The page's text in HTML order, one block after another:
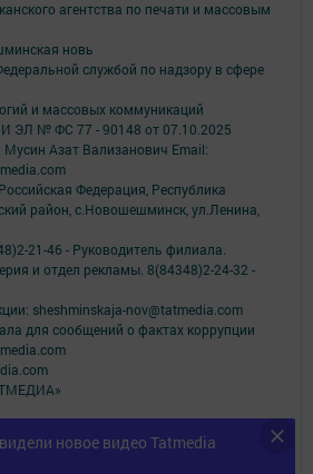
новое видео Tatmedia
агентства по печати и массовым
новь
службой по надзору в сфере
и массовых коммуникаций
ЭЛ № ФС 77 - 90148 от 07.10.2025
Азат Вализанович Email:
Федерация, Республика
район, с.Новошешминск, ул.Ленина,
21-46 - Руководитель филиала.
и отдел рекламы. 8(84348)2-24-32 -
sheshminskaja-nov@tatmedia.com
для сообщений о фактах коррупции
«cookie»для персонализации сервисов и